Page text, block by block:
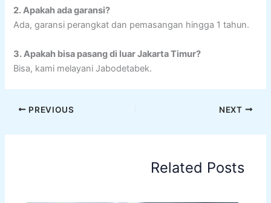
2. Apakah ada garansi?
Ada, garansi perangkat dan pemasangan hingga 1 tahun.
3. Apakah bisa pasang di luar Jakarta Timur?
Bisa, kami melayani Jabodetabek.
PREVIOUS NEXT
Related Posts